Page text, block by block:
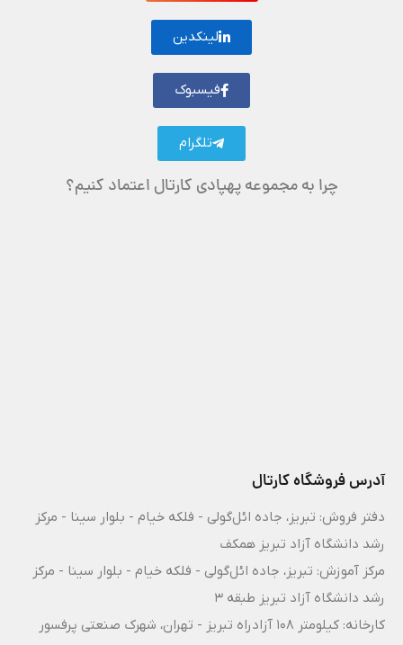
لینکدین
فیسبوک
تلگرام
چرا به مجموعه پهپادی کارتال اعتماد کنیم؟
آدرس فروشگاه کارتال
دفتر فروش: تبریز، جاده ائل‌گولی - فلکه خیام - بلوار سینا - مرکز
رشد دانشگاه آزاد تبریز همکف
مرکز آموزش: تبریز، جاده ائل‌گولی - فلکه خیام - بلوار سینا - مرکز
رشد دانشگاه آزاد تبریز طبقه 3
کارخانه: کیلومتر ۱۰۸ آزادراه تبریز - تهران، شهرک صنعتی پرفسور